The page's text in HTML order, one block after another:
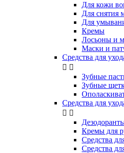
Для кожи
Для снятия
Для
Кремы
Лосьоны и
Маски и
Средства для
 
Зубные
Зубные
Средства для
 
Кремы для
Средства
Средства